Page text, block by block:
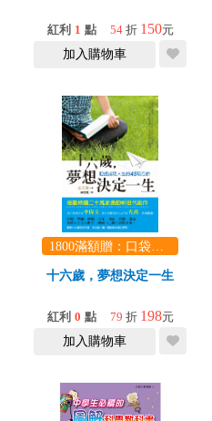
紅利 1 點 54 折 150元
加入購物車
1800滿額贈：口袋玩具一份（隨機出貨） (summer read)
十六歲，夢想決定一生
紅利 0 點 79 折 198元
加入購物車